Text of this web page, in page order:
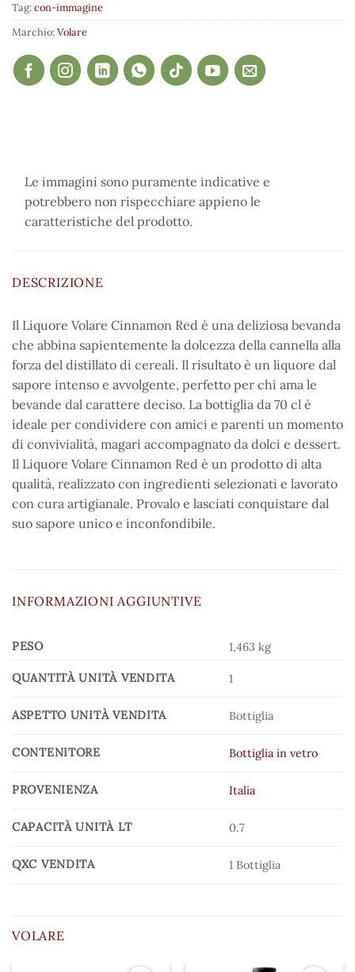
Tag:con-immagine
Marchio:Volare
Le immagini sono puramente indicative e
potrebbero non rispecchiare appieno le
caratteristiche del prodotto.
DESCRIZIONE
Il Liquore Volare Cinnamon Red è una deliziosa bevanda
che abbina sapientemente la dolcezza della cannella alla
forza del distillato di cereali. Il risultato è un liquore dal
sapore intenso e avvolgente, perfetto per chi ama le
bevande dal carattere deciso. La bottiglia da 70 cl è
ideale per condividere con amici e parenti un momento
di convivialità, magari accompagnato da dolci e dessert.
Il Liquore Volare Cinnamon Red è un prodotto di alta
qualità, realizzato con ingredienti selezionati e lavorato
con cura artigianale. Provalo e lasciati conquistare dal
suo sapore unico e inconfondibile.
INFORMAZIONI AGGIUNTIVE
PESO 1,463 kg
QUANTITÀ UNITÀ VENDITA 1
ASPETTO UNITÀ VENDITA Bottiglia
CONTENITORE Bottiglia in vetro
PROVENIENZA Italia
CAPACITÀ UNITÀ LT 0.7
QXC VENDITA 1 Bottiglia
VOLARE